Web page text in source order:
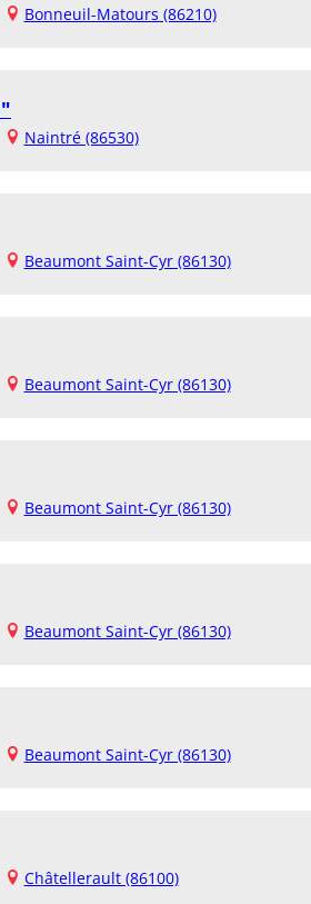
Bonneuil-Matours (86210)
Naintré (86530)
Beaumont Saint-Cyr (86130)
Beaumont Saint-Cyr (86130)
Beaumont Saint-Cyr (86130)
Beaumont Saint-Cyr (86130)
Beaumont Saint-Cyr (86130)
Châtellerault (86100)